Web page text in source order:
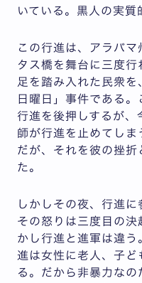
いている。黒人の実質
この行進は、アラバマ
タス橋を舞台に三度行
足を踏み入れた民衆
日曜日」事件である
行進を後押しするが、
師が行進を止めてしま
だが、それを彼の挫折
た。
しかしその夜、行進に
その怒りは三度目の決
かし行進と進軍は違
進は女性に老人、子ど
る。だから非暴力なの